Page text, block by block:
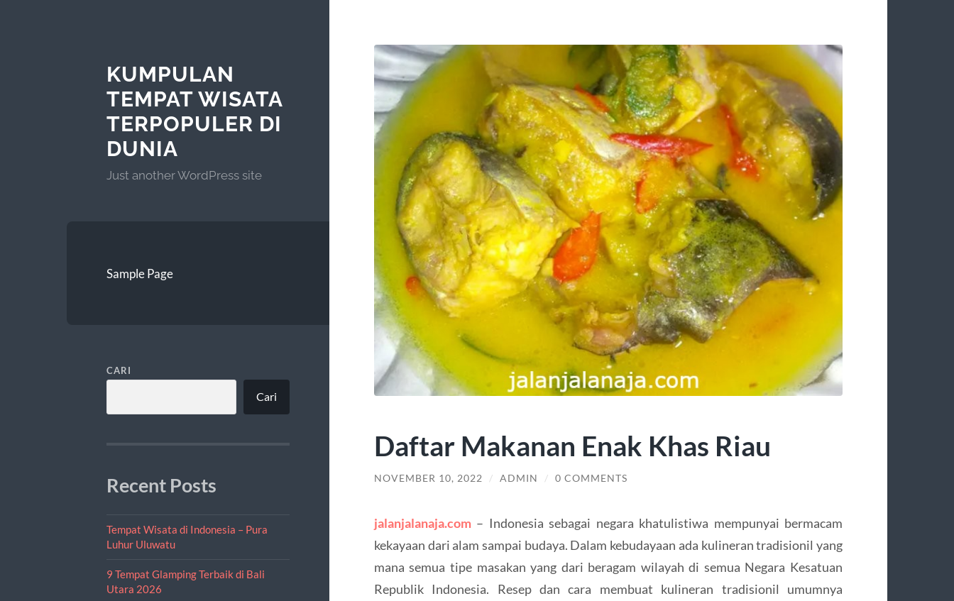
KUMPULAN
TEMPAT WISATA
TERPOPULER DI
DUNIA
Just another WordPress site
Sample Page
CARI
Cari
Recent Posts
Tempat Wisata di Indonesia – Pura
Luhur Uluwatu
9 Tempat Glamping Terbaik di Bali
Utara 2026
Daftar Makanan Enak Khas Riau
NOVEMBER 10, 2022 / ADMIN / 0 COMMENTS
jalanjalanaja.com – Indonesia sebagai negara khatulistiwa mempunyai bermacam
kekayaan dari alam sampai budaya. Dalam kebudayaan ada kulineran tradisionil yang
mana semua tipe masakan yang dari beragam wilayah di semua Negara Kesatuan
Republik Indonesia. Resep dan cara membuat kulineran tradisionil umumnya